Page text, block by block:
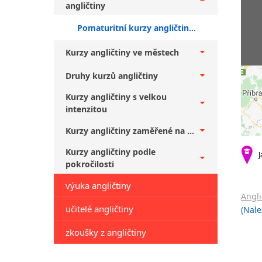
angličtiny
Pomaturitní kurzy angličtiny + středně pokročilí
Kurzy angličtiny ve městech
Druhy kurzů angličtiny
Kurzy angličtiny s velkou
intenzitou
Kurzy angličtiny zaměřené na ...
Kurzy angličtiny podle
pokročilosti
výuka angličtiny
učitelé angličtiny
zkoušky z angličtiny